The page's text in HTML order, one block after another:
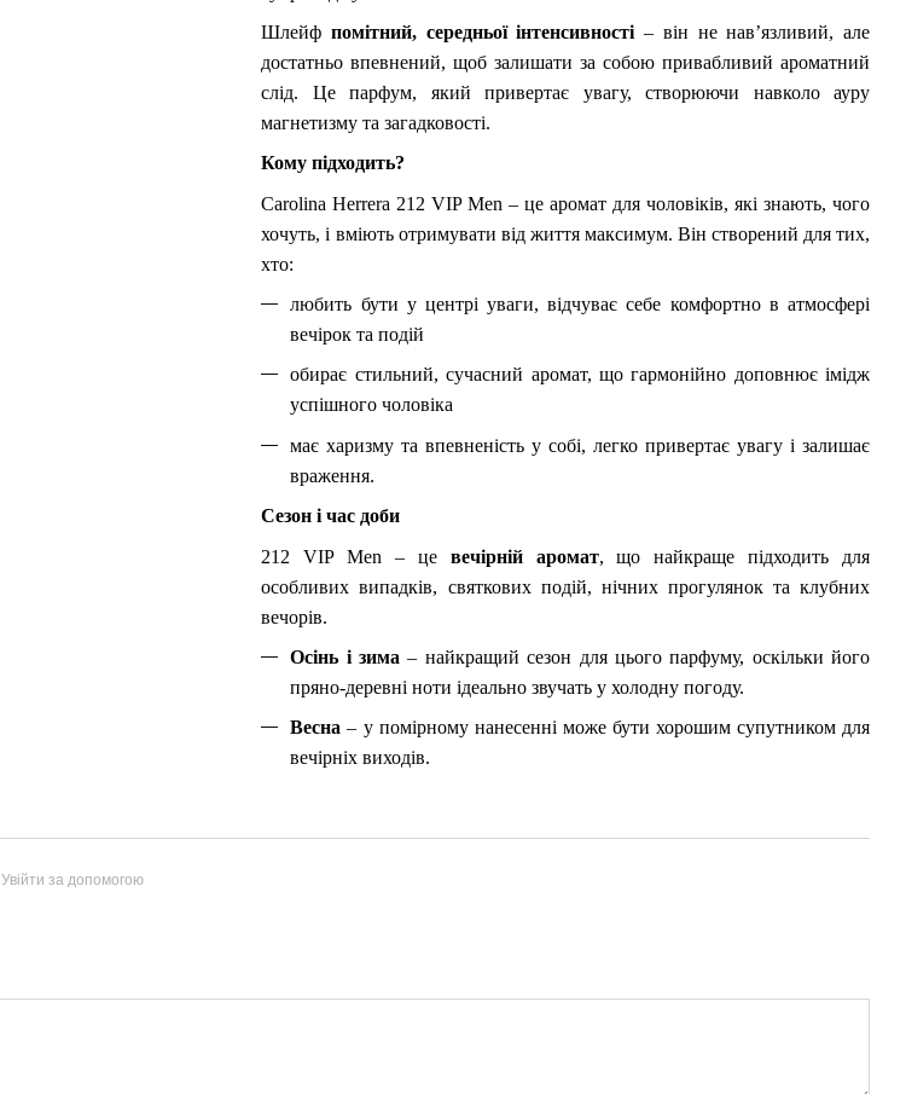
Шлейфпомітний, середньої інтенсивності – він не нав’язливий, але
достатньо впевнений, щоб залишати за собою привабливий ароматний
слід. Це парфум, який привертає увагу, створюючи навколо ауру
магнетизму та загадковості.
Кому підходить?
Carolina Herrera 212 VIP Men – це аромат для чоловіків, які знають, чого
хочуть, і вміють отримувати від життя максимум. Він створений для тих,
хто:
любить бути у центрі уваги, відчуває себе комфортно в атмосфері
вечірок та подій
обирає стильний, сучасний аромат, що гармонійно доповнює імідж
успішного чоловіка
має харизму та впевненість у собі, легко привертає увагу і залишає
враження.
Сезон і час доби
212 VIP Men – це вечірній аромат, що найкраще підходить для
особливих випадків, святкових подій, нічних прогулянок та клубних
вечорів.
Осінь і зима – найкращий сезон для цього парфуму, оскільки його
пряно-деревні ноти ідеально звучать у холодну погоду.
Весна – у помірному нанесенні може бути хорошим супутником для
вечірніх виходів.
Увійти за допомогою